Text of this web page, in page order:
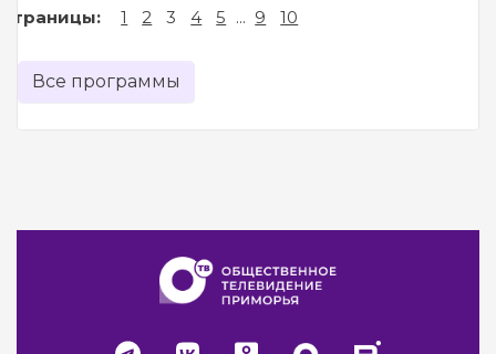
Страницы: 1 2 3 4 5 ... 9 10
Все программы